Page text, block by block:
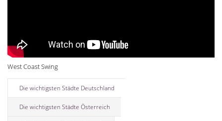
West Coast Swing
Die wichtigsten Städte Deutschland
Die wichtigsten Städte Österreich